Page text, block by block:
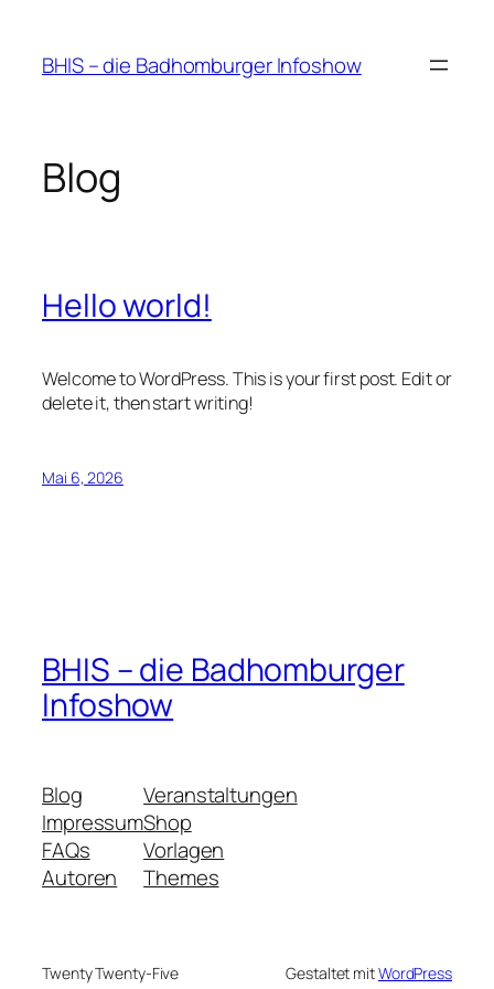
springen
BHIS – die Badhomburger Infoshow
Blog
Hello world!
Welcome to WordPress. This is your first post. Edit or
delete it, then start writing!
Mai 6, 2026
BHIS – die Badhomburger
Infoshow
Blog
Impressum
FAQs
Autoren
Veranstaltungen
Shop
Vorlagen
Themes
Twenty Twenty-Five Gestaltet mitWordPress